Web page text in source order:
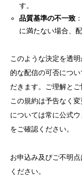
す。
品質基準の不一致
に満たない場合、
このような決定を透
的な配信の可否につ
だきます。ご理解とご
この規約は予告なく
については常に公式
をご確認ください。
お申込み及びご不明
ください。